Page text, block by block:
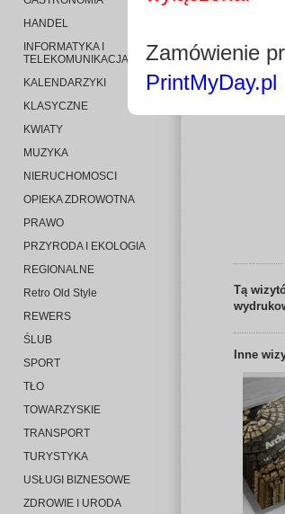
HANDEL
INFORMATYKA I
TELEKOMUNIKACJA
KALENDARZYKI
KLASYCZNE
KWIATY
MUZYKA
NIERUCHOMOSCI
OPIEKA ZDROWOTNA
PRAWO
PRZYRODA I EKOLOGIA
REGIONALNE
Retro Old Style
REWERS
ŚLUB
SPORT
TŁO
TOWARZYSKIE
TRANSPORT
TURYSTYKA
USŁUGI BIZNESOWE
ZDROWIE I URODA
Tą
Inne
Zamówienie
PrintMyDay.pl